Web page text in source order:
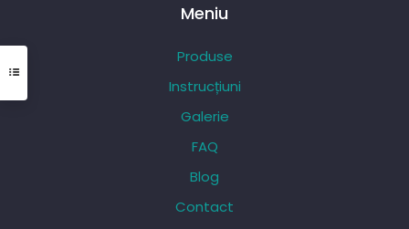
Meniu
Produse
Instrucțiuni
Galerie
FAQ
Blog
Contact